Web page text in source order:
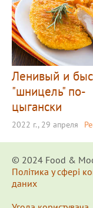
Ленивый и
"шницель" по-
цыгански
2022 г., 29 апреля
© 2024 Food &
Політика у сфері
даних